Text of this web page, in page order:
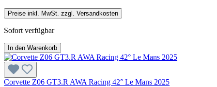
Preise inkl. MwSt. zzgl. Versandkosten
Sofort verfügbar
In den Warenkorb
Corvette Z06 GT3.R AWA Racing 42° Le Mans 2025